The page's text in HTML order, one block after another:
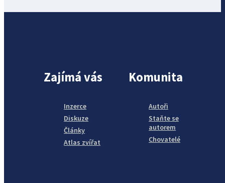
Zajímá vás
Inzerce
Diskuze
Články
Atlas zvířat
Komunita
Autoři
Staňte se
autorem
Chovatelé